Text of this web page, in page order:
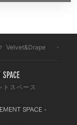
Velvet&Drape
トスペース
SPACE -